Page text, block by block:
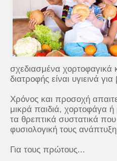
σχεδιασμένα χορτοφαγικά
διατροφής είναι υγιεινά
Χρόνος και προσοχή
μικρά παιδιά, χορτοφάγα
τα θρεπτικά συστατικά που
φυσιολογική τους
Για τους πρώτους...